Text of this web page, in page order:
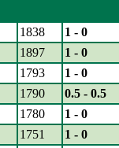
1838 1 - 0
1897 1 - 0
1793 1 - 0
1790 0.5 - 0.5
1780 1 - 0
1751 1 - 0